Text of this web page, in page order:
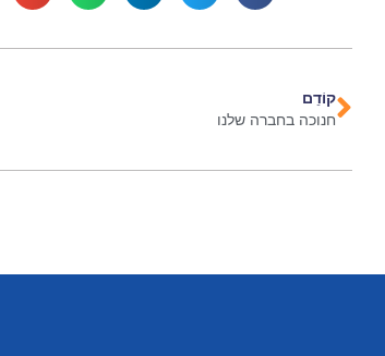
קוֹדֵם
חנוכה בחברה שלנו